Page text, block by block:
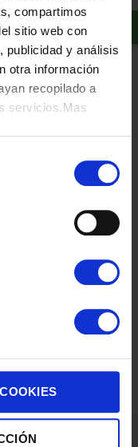
compartimos
sitio web con
publicidad y análisis
otra información
recopilado a
servicios.Mas
FORCE 3000W